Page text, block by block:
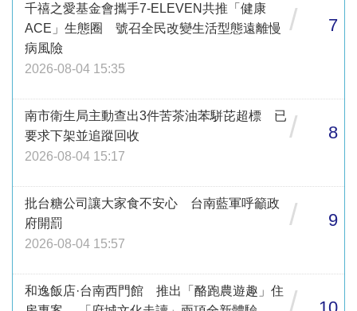
千禧之愛基金會攜手7-ELEVEN共推「健康
ACE」生態圈 號召全民改變生活型態遠離慢
病風險
2026-08-04 15:35
/ 7
南市衛生局主動查出3件苦茶油苯駢芘超標 已
要求下架並追蹤回收
2026-08-04 15:17
/ 8
批台糖公司讓大家食不安心 台南藍軍呼籲政
府開罰
2026-08-04 15:57
/ 9
和逸飯店·台南西門館 推出「酪跑農遊趣」住 /